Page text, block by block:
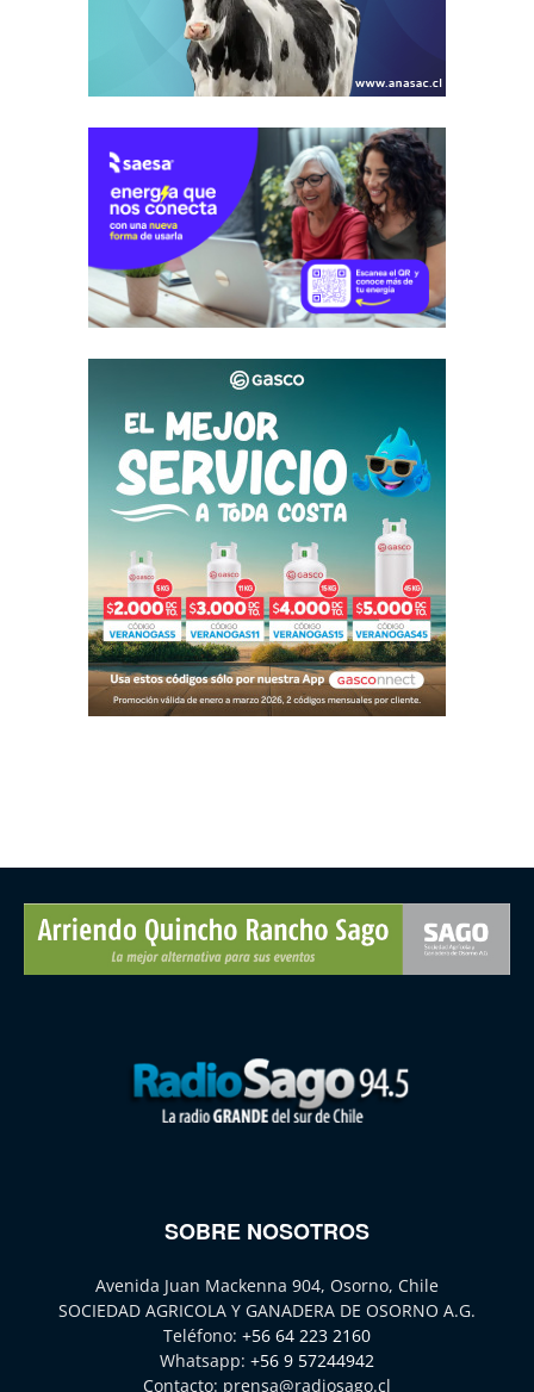
SOBRE NOSOTROS
Avenida Juan Mackenna 904, Osorno, Chile
SOCIEDAD AGRICOLA Y GANADERA DE OSORNO A.G.
Teléfono: +56 64 223 2160
Whatsapp: +56 9 57244942
Contacto: prensa@radiosago.cl